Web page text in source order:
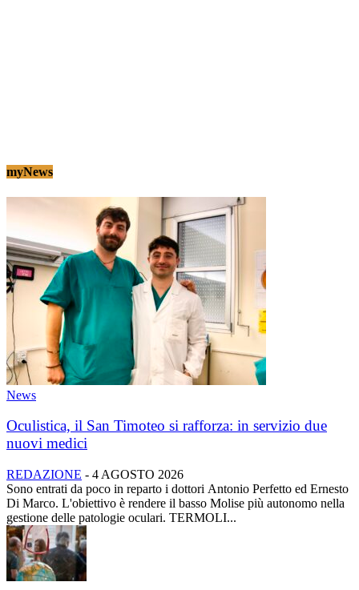
myNews
News
Oculistica, il San Timoteo si rafforza: in servizio due
nuovi medici
REDAZIONE - 4 AGOSTO 2026
Sono entrati da poco in reparto i dottori Antonio Perfetto ed Ernesto
Di Marco. L'obiettivo è rendere il basso Molise più autonomo nella
gestione delle patologie oculari. TERMOLI...